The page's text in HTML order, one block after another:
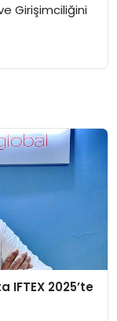
Girişimciliğini
2025’te